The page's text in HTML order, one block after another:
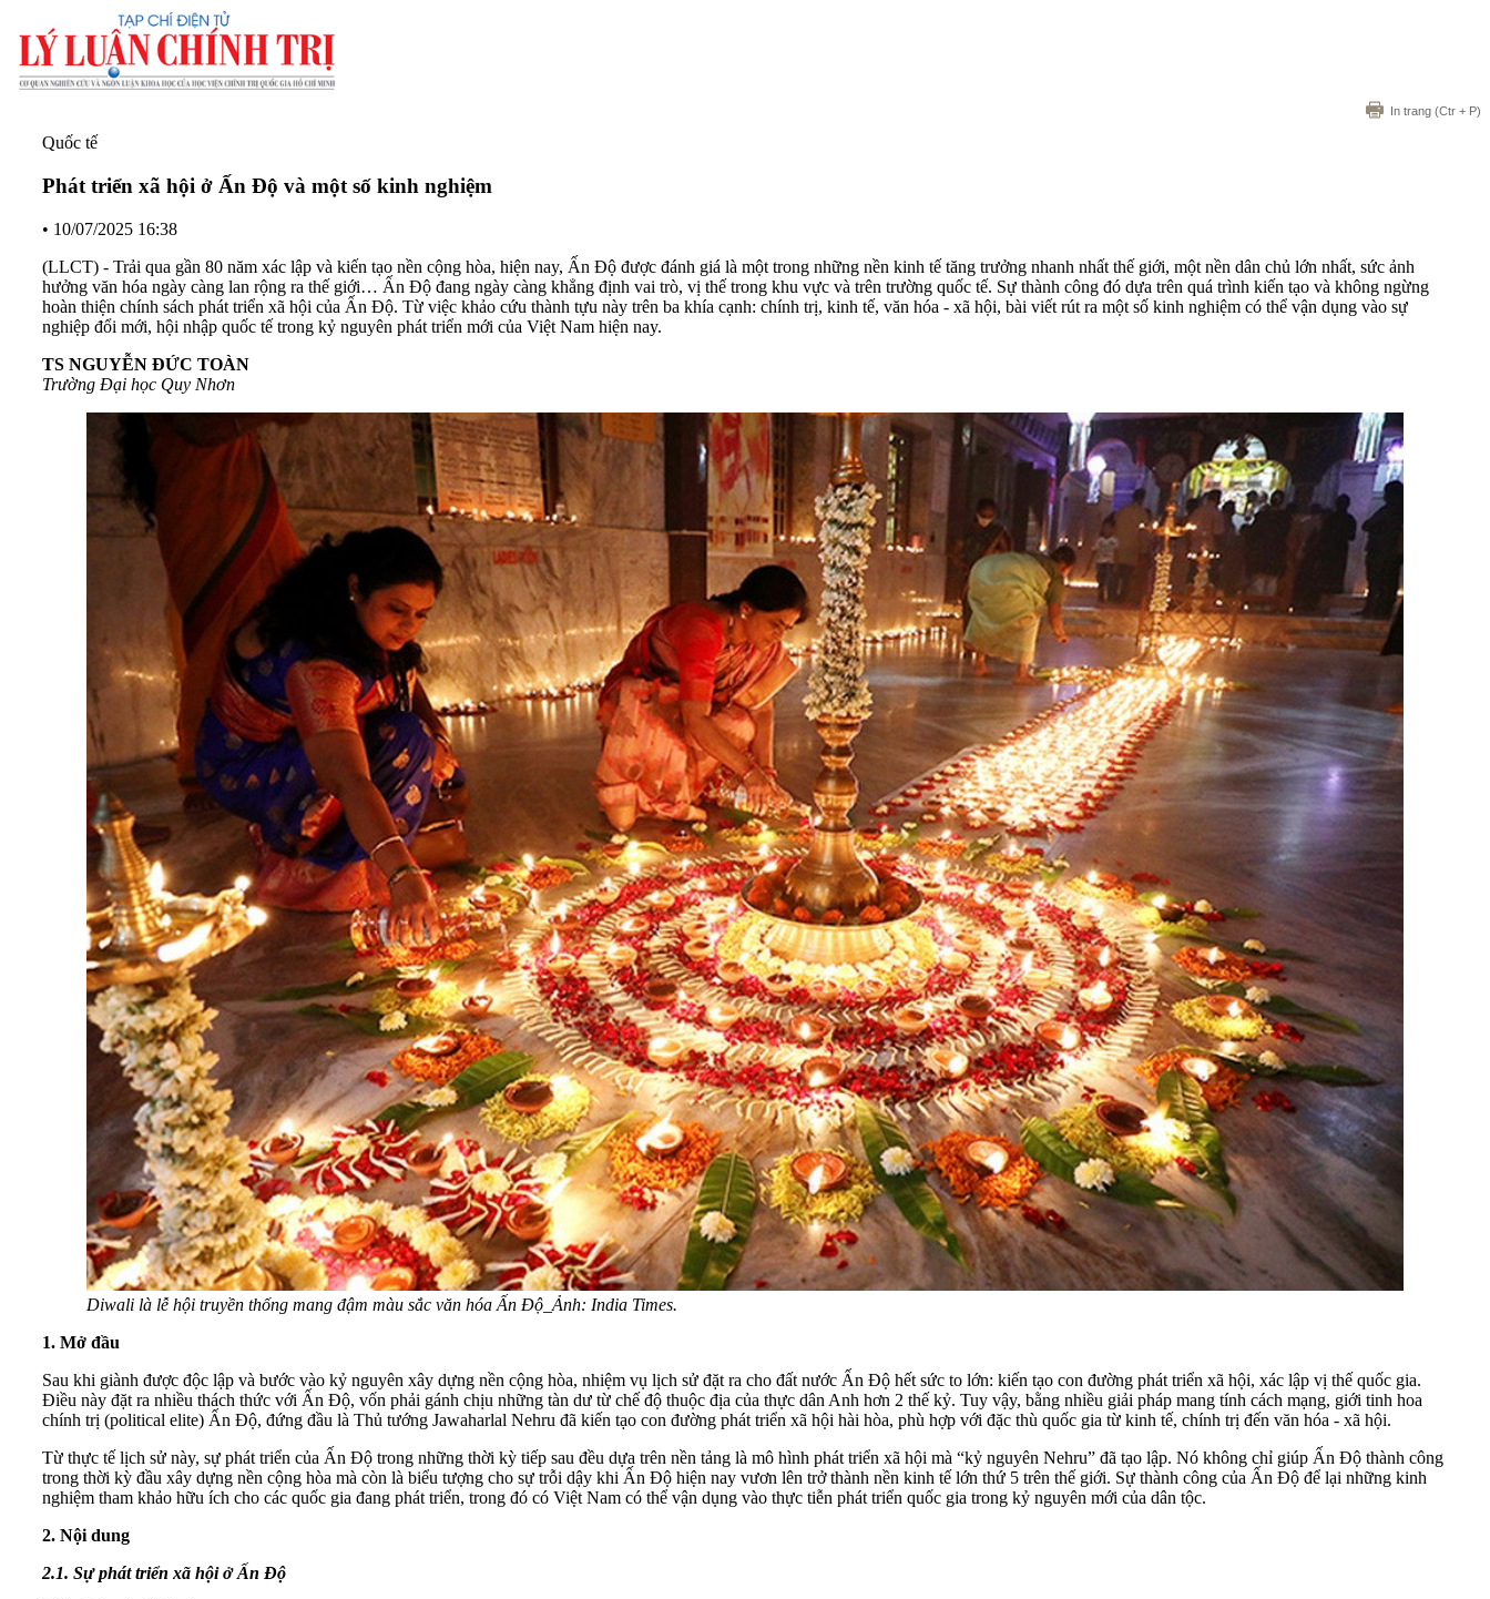
In trang (Ctr + P)
Quốc tế
Phát triển xã hội ở Ấn Độ và một số kinh nghiệm
• 10/07/2025 16:38
(LLCT) - Trải qua gần 80 năm xác lập và kiến tạo nền cộng hòa, hiện nay, Ấn Độ được đánh giá là một trong những nền kinh tế tăng trưởng nhanh nhất thế giới, một nền dân chủ lớn nhất, sức ảnh
hưởng văn hóa ngày càng lan rộng ra thế giới… Ấn Độ đang ngày càng khẳng định vai trò, vị thế trong khu vực và trên trường quốc tế. Sự thành công đó dựa trên quá trình kiến tạo và không ngừng
hoàn thiện chính sách phát triển xã hội của Ấn Độ. Từ việc khảo cứu thành tựu này trên ba khía cạnh: chính trị, kinh tế, văn hóa - xã hội, bài viết rút ra một số kinh nghiệm có thể vận dụng vào sự
nghiệp đổi mới, hội nhập quốc tế trong kỷ nguyên phát triển mới của Việt Nam hiện nay.
TS NGUYỄN ĐỨC TOÀN
Trường Đại học Quy Nhơn
Diwali là lễ hội truyền thống mang đậm màu sắc văn hóa Ấn Độ_Ảnh: India Times.
1. Mở đầu
Sau khi giành được độc lập và bước vào kỷ nguyên xây dựng nền cộng hòa, nhiệm vụ lịch sử đặt ra cho đất nước Ấn Độ hết sức to lớn: kiến tạo con đường phát triển xã hội, xác lập vị thế quốc gia.
Điều này đặt ra nhiều thách thức với Ấn Độ, vốn phải gánh chịu những tàn dư từ chế độ thuộc địa của thực dân Anh hơn 2 thế kỷ. Tuy vậy, bằng nhiều giải pháp mang tính cách mạng, giới tinh hoa
chính trị (political elite) Ấn Độ, đứng đầu là Thủ tướng Jawaharlal Nehru đã kiến tạo con đường phát triển xã hội hài hòa, phù hợp với đặc thù quốc gia từ kinh tế, chính trị đến văn hóa - xã hội.
Từ thực tế lịch sử này, sự phát triển của Ấn Độ trong những thời kỳ tiếp sau đều dựa trên nền tảng là mô hình phát triển xã hội mà “kỷ nguyên Nehru” đã tạo lập. Nó không chỉ giúp Ấn Độ thành công
trong thời kỳ đầu xây dựng nền cộng hòa mà còn là biểu tượng cho sự trỗi dậy khi Ấn Độ hiện nay vươn lên trở thành nền kinh tế lớn thứ 5 trên thế giới. Sự thành công của Ấn Độ để lại những kinh
nghiệm tham khảo hữu ích cho các quốc gia đang phát triển, trong đó có Việt Nam có thể vận dụng vào thực tiễn phát triển quốc gia trong kỷ nguyên mới của dân tộc.
2. Nội dung
2.1. Sự phát triển xã hội ở Ấn Độ